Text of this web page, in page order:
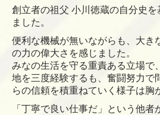
創立者の祖父 小川徳蔵の自分史
ました。
便利な機械が無いながらも、大き
の力の偉大さを感じました。
みなの生活を守る重責ある立場で
地を三度経験するも、奮闘努力で
らの信頼を積重ねていく様子は胸
「丁寧で良い仕事だ」という他